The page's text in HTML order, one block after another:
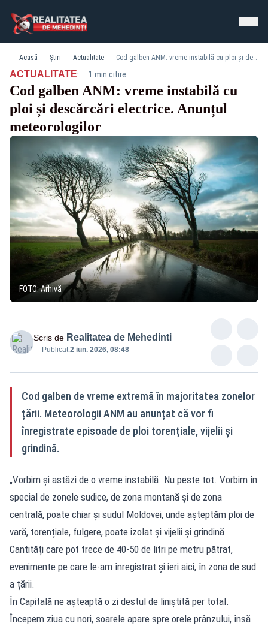
Acasă Știri Actualitate Cod galben ANM: vreme instabilă cu ploi și descărcări electrice. Anunțul meteorologilor
ACTUALITATE· 1 min citire
Cod galben ANM: vreme instabilă cu
ploi și descărcări electrice. Anunțul
meteorologilor
FOTO: Arhivă
Scris de Realitatea de Mehedinti
Publicat:2 iun. 2026, 08:48
Cod galben de vreme extremă în majoritatea zonelor
țării. Meteorologii ANM au anunțat că vor fi
înregistrate episoade de ploi torențiale, vijelii și
grindină.
„Vorbim și astăzi de o vreme instabilă. Nu peste tot. Vorbim în
special de zonele sudice, de zona montană și de zona
centrală, poate chiar și sudul Moldovei, unde așteptăm ploi de
vară, torențiale, fulgere, poate izolat și vijelii și grindină.
Cantități care pot trece de 40-50 de litri pe metru pătrat,
evenimente pe care le-am înregistrat și ieri aici, în zona de sud
a țării.
În Capitală ne așteaptă o zi destul de liniștită per total.
Începem ziua cu nori, soarele apare spre orele prânzului, însă